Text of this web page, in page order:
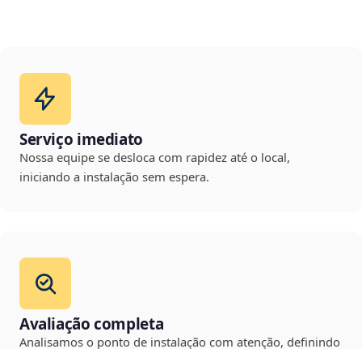
Serviço imediato
Nossa equipe se desloca com rapidez até o local,
iniciando a instalação sem espera.
Avaliação completa
Analisamos o ponto de instalação com atenção, definindo